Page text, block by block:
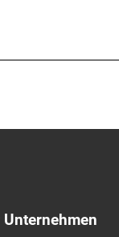
Unternehmen